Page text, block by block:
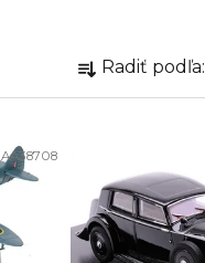
R
a
i
e
Radiť podľa:
AA38708